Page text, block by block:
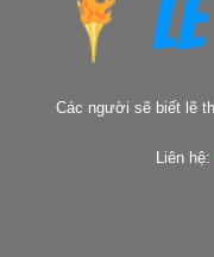
Các người sẽ biết lẽ
Liên hệ: